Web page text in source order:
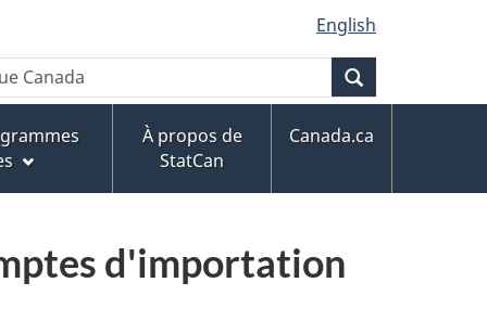
English
À propos de
StatCan
Canada.ca
d'importation